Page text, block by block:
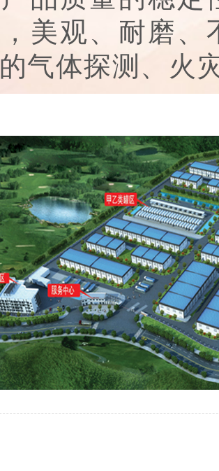
美观、耐磨、
气体探测、火